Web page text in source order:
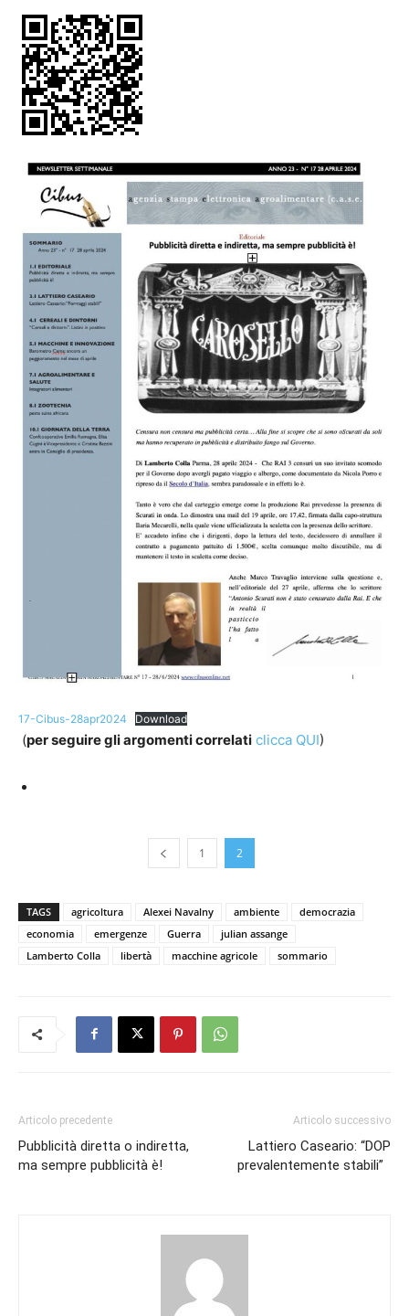
17-Cibus-28apr2024 Download
(per seguire gli argomenti correlati clicca QUI)
1 2
TAGS agricoltura Alexei Navalny ambiente
democrazia
economia
emergenze Guerra
julian assange
Lamberto Colla
libertà macchine agricole sommario
Articolo precedente
Pubblicità diretta o indiretta,
ma sempre pubblicità è!
Articolo successivo
Lattiero Caseario: “DOP
prevalentemente stabili”